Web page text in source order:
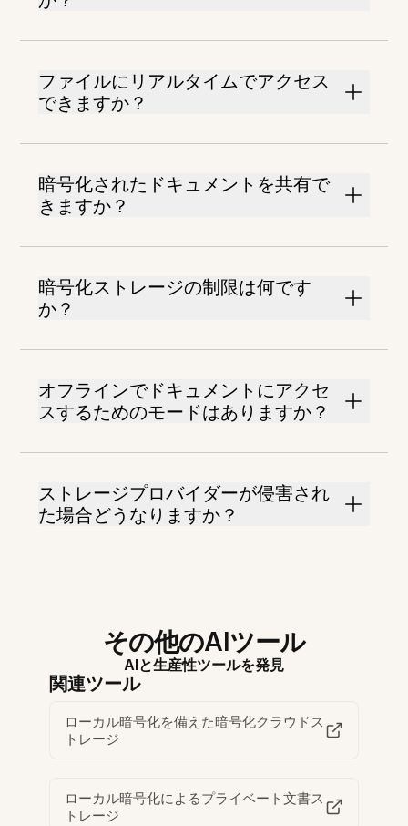
ファイルにリアルタイムでアクセス
できますか？
暗号化されたドキュメントを共有で
きますか？
暗号化ストレージの制限は何です
か？
オフラインでドキュメントにアクセ
スするためのモードはありますか？
ストレージプロバイダーが侵害され
た場合どうなりますか？
その他のAIツール
AIと生産性ツールを発見
関連ツール
ローカル暗号化を備えた暗号化クラウドス
トレージ
ローカル暗号化によるプライベート文書ス
トレージ